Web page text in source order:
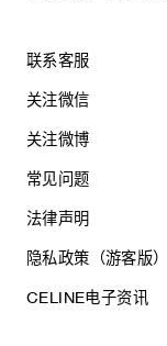
联系客服
关注微信
关注微博
常见问题
法律声明
隐私政策（游客版）
CELINE电子资讯